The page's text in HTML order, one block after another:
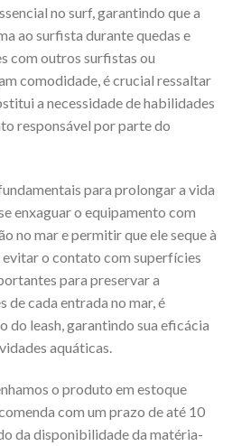
no surf, garantindo que a
ao surfista durante quedas e
com outros surfistas ou
comodidade, é crucial ressaltar
a necessidade de habilidades
responsável por parte do
para prolongar a vida
enxaguar o equipamento com
no mar e permitir que ele seque à
o contato com superfícies
para preservar a
de cada entrada no mar, é
do leash, garantindo sua eficácia
aquáticas.
o produto em estoque
com um prazo de até 10
da disponibilidade da matéria-